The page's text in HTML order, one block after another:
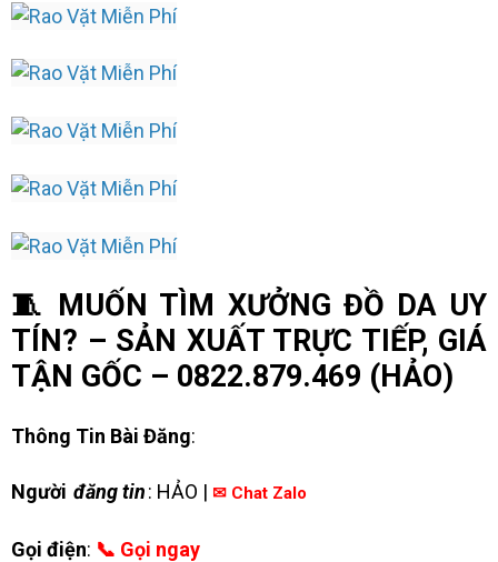
🧵 MUỐN TÌM XƯỞNG ĐỒ DA UY
TÍN? – SẢN XUẤT TRỰC TIẾP, GIÁ
TẬN GỐC – 0822.879.469 (HẢO)
Thông Tin Bài Đăng:
Người đăng tin: HẢO | ✉ Chat Zalo
Gọi điện: 📞 Gọi ngay